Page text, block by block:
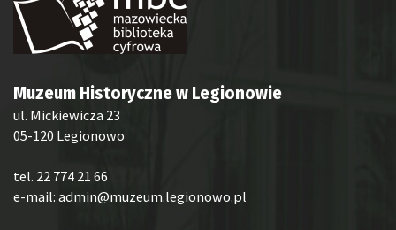
Muzeum Historyczne w Legionowie
ul. Mickiewicza 23
05-120 Legionowo
tel. 22 774 21 66
e-mail: admin@muzeum.legionowo.pl